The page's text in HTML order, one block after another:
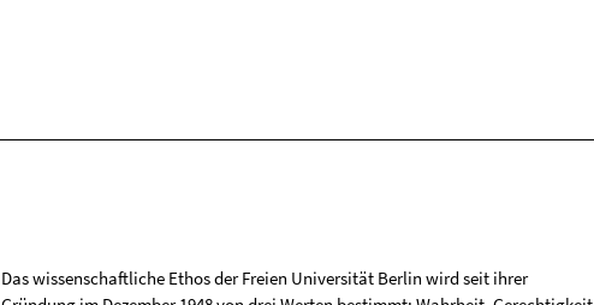
Das wissenschaftliche Ethos der Freien Universität Berlin wird seit ihrer